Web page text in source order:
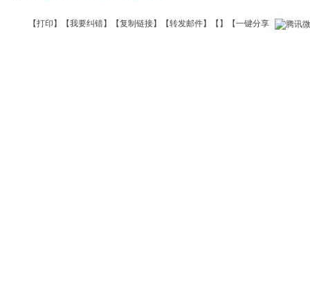
【打印 】【我要纠错】【复制链接】【转发邮件】【 】 【一键分享